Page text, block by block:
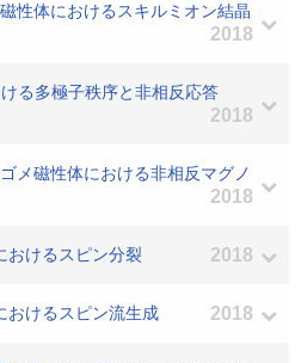
性体におけるスキルミオン結晶
2018
る多極子秩序と非相反応答
2018
メ磁性体における非相反マグノ
2018
おけるスピン分裂 2018
おけるスピン流生成 2018